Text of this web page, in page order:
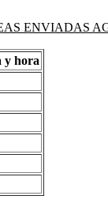
ENVIADAS
y hora